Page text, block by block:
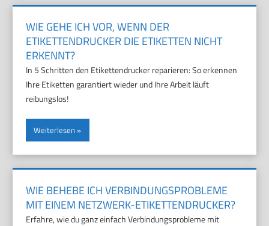
WIE GEHE ICH VOR, WENN DER
ETIKETTENDRUCKER DIE ETIKETTEN NICHT
ERKENNT?
In 5 Schritten den Etikettendrucker reparieren: So erkennen
Ihre Etiketten garantiert wieder und Ihre Arbeit läuft
reibungslos!
Weiterlesen
WIE BEHEBE ICH VERBINDUNGSPROBLEME
MIT EINEM NETZWERK-ETIKETTENDRUCKER?
Erfahre, wie du ganz einfach Verbindungsprobleme mit